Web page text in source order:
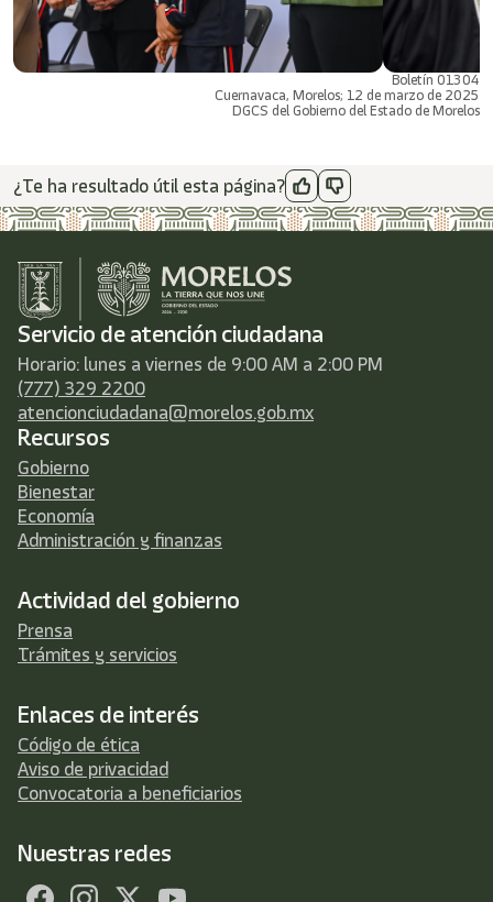
Boletín 01304
Cuernavaca, Morelos; 12 de marzo de 2025
DGCS del Gobierno del Estado de Morelos
¿Te ha resultado útil esta página?
Servicio de atención ciudadana
Horario: lunes a viernes de 9:00 AM a 2:00 PM
(777) 329 2200
atencionciudadana@morelos.gob.mx
Recursos
Gobierno
Bienestar
Economía
Administración y finanzas
Actividad del gobierno
Prensa
Trámites y servicios
Enlaces de interés
Código de ética
Aviso de privacidad
Convocatoria a beneficiarios
Nuestras redes